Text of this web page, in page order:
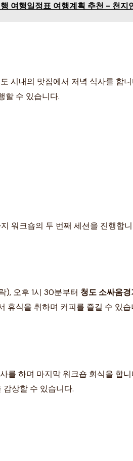
여행일정표 여행계획 추천 - 천지
시내의 맛집에서 저녁 식사를 합니
할 수 있습니다.
워크숍의 두 번째 세션을 진행합
), 오후 1시 30분부터 청도 소싸움
휴식을 취하며 커피를 즐길 수 있
를 하며 마지막 워크숍 회식을 합
상할 수 있습니다.